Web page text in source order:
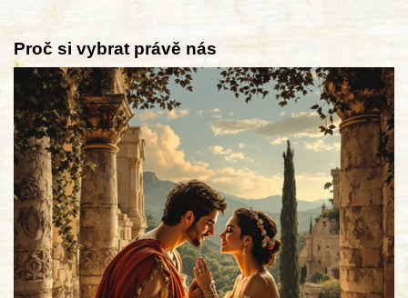
Proč si vybrat právě nás